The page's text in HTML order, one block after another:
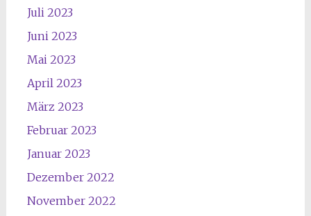
Juli 2023
Juni 2023
Mai 2023
April 2023
März 2023
Februar 2023
Januar 2023
Dezember 2022
November 2022